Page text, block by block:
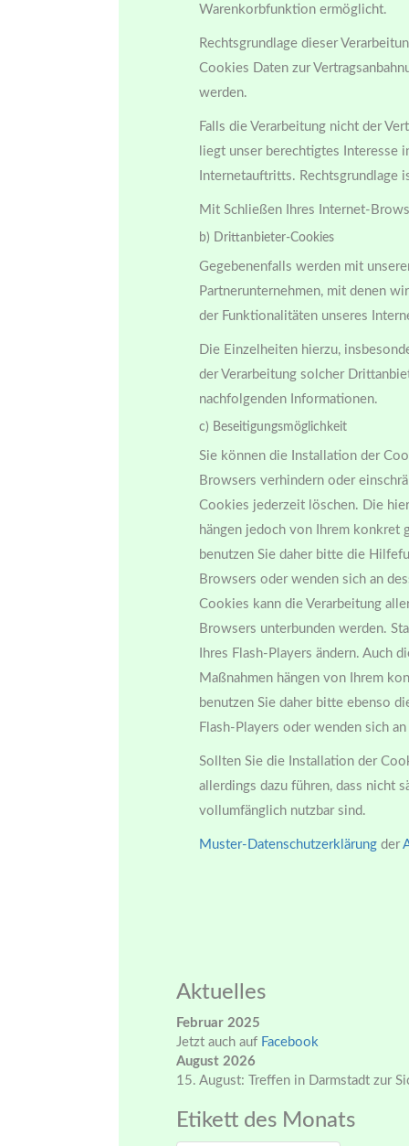
Warenkorbfunktion ermöglicht.
Rechtsgrundlage dieser
Cookies Daten zur
werden.
Falls die Verarbeitung nicht der
liegt unser berechtigtes Interesse
Internetauftritts. Rechtsgrundlage
Mit Schließen Ihres Internet-
b) Drittanbieter-Cookies
Gegebenenfalls werden mit
Partnerunternehmen, mit denen
der Funktionalitäten unseres
Die Einzelheiten hierzu,
der Verarbeitung solcher
nachfolgenden Informationen.
c) Beseitigungsmöglichkeit
Sie können die Installation der
Browsers verhindern oder
Cookies jederzeit löschen. Die
hängen jedoch von Ihrem konkret
benutzen Sie daher bitte die
Browsers oder wenden sich an
Cookies kann die Verarbeitung
Browsers unterbunden werden.
Ihres Flash-Players ändern. Auch
Maßnahmen hängen von Ihrem
benutzen Sie daher bitte ebenso
Flash-Players oder wenden sich
Sollten Sie die Installation der
allerdings dazu führen, dass nicht
vollumfänglich nutzbar sind.
Muster-Datenschutzerklärung der
Aktuelles
Februar 2025
Jetzt auch auf Facebook
August 2026
15. August: Treffen in Darmstadt zur
Etikett des Monats